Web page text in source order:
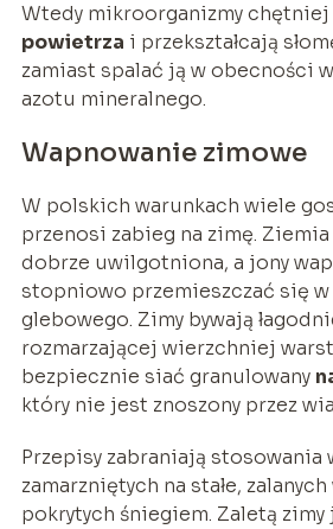
Wtedy mikroorganizmy chętniej
powietrza i przekształcają
zamiast spalać ją w obecności
azotu mineralnego.
Wapnowanie zimowe
W polskich warunkach wiele
przenosi zabieg na zimę.
dobrze uwilgotniona, a jony
stopniowo przemieszczać się w
glebowego. Zimy bywają
rozmarzającej wierzchniej
bezpiecznie siać granulowany
który nie jest znoszony przez
Przepisy zabraniają stosowania
zamarzniętych na stałe,
pokrytych śniegiem. Zaletą zimy